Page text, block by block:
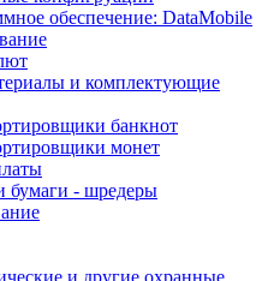
обеспечение: DataMobile
и комплектующие
банкнот
монет
бумаги - шредеры
и другие охранные